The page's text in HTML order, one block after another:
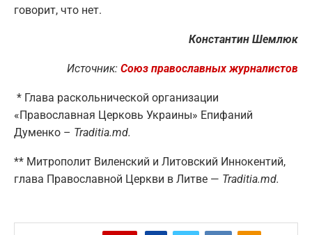
говорит, что нет.
Константин Шемлюк
Источник: Союз православных журналистов
* Глава раскольнической организации
«Православная Церковь Украины» Епифаний
Думенко – Traditia.md.
** Митрополит Виленский и Литовский Иннокентий,
глава Православной Церкви в Литве — Traditia.md.